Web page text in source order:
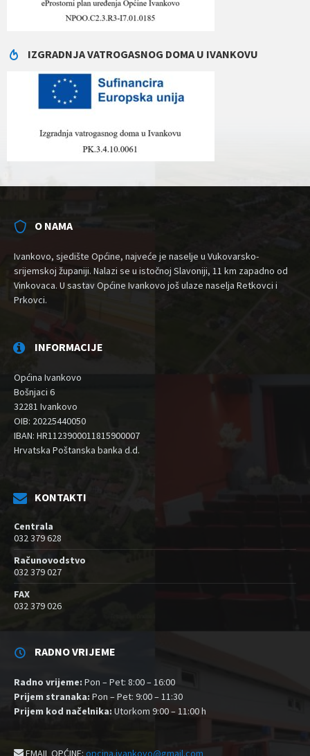
IZGRADNJA VATROGASNOG DOMA U IVANKOVU
O NAMA
Ivankovo, sjedište Općine, najveće je naselje u Vukovarsko-
srijemskoj županiji. Nalazi se u istočnoj Slavoniji, 11 km zapadno od
Vinkovaca. U sastav Općine Ivankovo još ulaze naselja Retkovci i
Prkovci.
INFORMACIJE
Općina Ivankovo
Bošnjaci 6
32281 Ivankovo
OIB: 20225440050
IBAN: HR1123900011815900007
Hrvatska Poštanska banka d.d.
KONTAKTI
Centrala
032 379 628
Računovodstvo
032 379 027
FAX
032 379 026
RADNO VRIJEME
Radno vrijeme: Pon – Pet: 8:00 – 16:00
Prijem stranaka: Pon – Pet: 9:00 – 11:30
Prijem kod načelnika: Utorkom 9:00 – 11:00 h
EMAIL OPĆINE: opcina.ivankovo@gmail.com